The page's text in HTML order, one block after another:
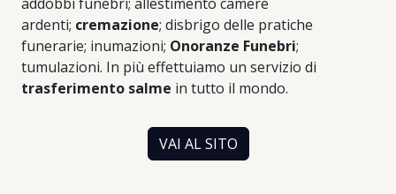
ardenti; cremazione; disbrigo delle pratiche
funerarie; inumazioni; Onoranze Funebri;
tumulazioni. In più effettuiamo un servizio di
trasferimento salme in tutto il mondo.
VAI AL SITO